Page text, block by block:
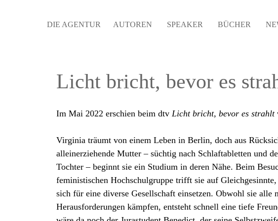
DIE AGENTUR AUTOREN SPEAKER BÜCHER
Licht bricht, bevor es
Im Mai 2022 erschien beim dtv Licht bricht, bevor es strahlt
Virginia träumt von einem Leben in Berlin, doch aus
alleinerziehende Mutter – süchtig nach Schlaftabletten und
Tochter – beginnt sie ein Studium in deren Nähe. Beim
feministischen Hochschulgruppe trifft sie auf
sich für eine diverse Gesellschaft einsetzen. Obwohl sie alle
Herausforderungen kämpfen, entsteht schnell eine tiefe